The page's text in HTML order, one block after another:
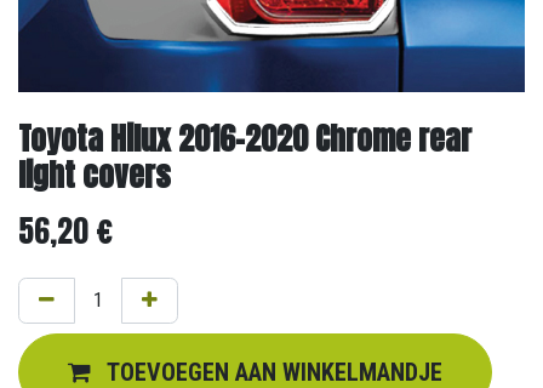
Toyota Hilux 2016-2020 Chrome rear
light covers
56,20€
TOEVOEGEN AAN WINKELMANDJE